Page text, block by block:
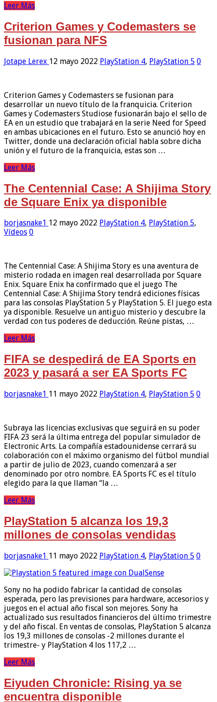
Leer Más
Criterion Games y Codemasters se
fusionan para NFS
Jotape Lerex 12 mayo 2022 PlayStation 4, PlayStation 5 0
Criterion Games y Codemasters se fusionan para
desarrollar un nuevo título de la franquicia. Criterion
Games y Codemasters Studiose fusionarán bajo el sello de
EA en un estudio que trabajará en la serie Need for Speed
en ambas ubicaciones en el futuro. Esto se anunció hoy en
Twitter, donde una declaración oficial habla sobre dicha
unión y el futuro de la franquicia, estas son …
Leer Más
The Centennial Case: A Shijima Story
de Square Enix ya disponible
borjasnake1 12 mayo 2022 PlayStation 4, PlayStation 5,
Vídeos 0
The Centennial Case: A Shijima Story es una aventura de
misterio rodada en imagen real desarrollada por Square
Enix. Square Enix ha confirmado que el juego The
Centennial Case: A Shijima Story tendrá ediciones físicas
para las consolas PlayStation 5 y PlayStation 5. El juego esta
ya disponible. Resuelve un antiguo misterio y descubre la
verdad con tus poderes de deducción. Reúne pistas, …
Leer Más
FIFA se despedirá de EA Sports en
2023 y pasará a ser EA Sports FC
borjasnake1 11 mayo 2022 PlayStation 4, PlayStation 5 0
Subraya las licencias exclusivas que seguirá en su poder
FIFA 23 será la última entrega del popular simulador de
Electronic Arts. La compañía estadounidense cerrará su
colaboración con el máximo organismo del fútbol mundial
a partir de julio de 2023, cuando comenzará a ser
denominado por otro nombre. EA Sports FC es el título
elegido para la que llaman “la …
Leer Más
PlayStation 5 alcanza los 19,3
millones de consolas vendidas
borjasnake1 11 mayo 2022 PlayStation 4, PlayStation 5 0
Sony no ha podido fabricar la cantidad de consolas
esperada, pero las previsiones para hardware, accesorios y
juegos en el actual año fiscal son mejores. Sony ha
actualizado sus resultados financieros del último trimestre
y del año fiscal. En ventas de consolas, PlayStation 5 alcanza
los 19,3 millones de consolas -2 millones durante el
trimestre- y PlayStation 4 los 117,2 …
Leer Más
Eiyuden Chronicle: Rising ya se
encuentra disponible